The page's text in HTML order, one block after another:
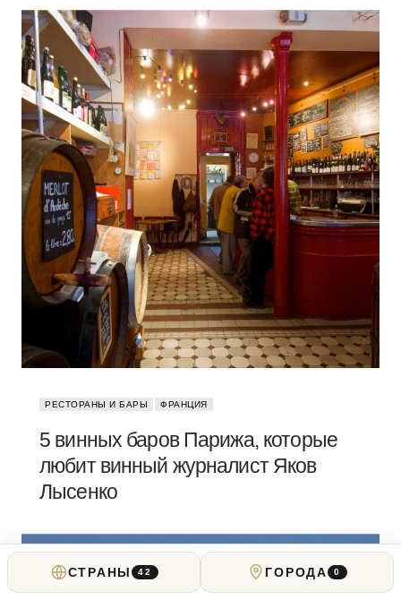
РЕСТОРАНЫ И БАРЫ ФРАНЦИЯ
5 винных баров Парижа, которые
любит винный журналист Яков
Лысенко
СТРАНЫ 42 ГОРОДА 0